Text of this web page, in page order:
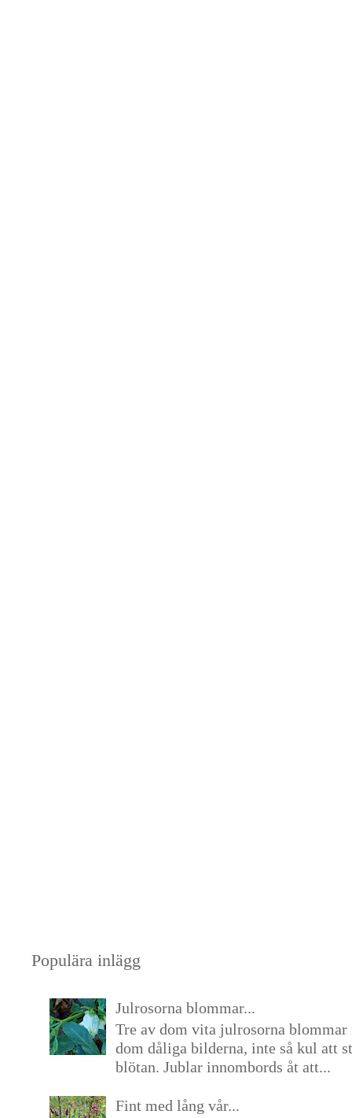
Populära inlägg
Julrosorna blommar...
Tre av dom vita julrosorna blommar
dom dåliga bilderna, inte så kul att
blötan. Jublar innombords åt att...
Fint med lång vår...